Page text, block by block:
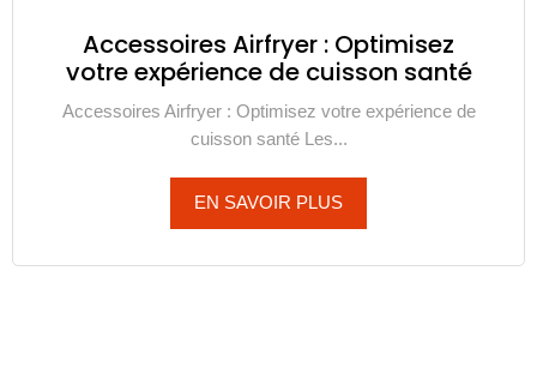
Accessoires Airfryer : Optimisez
votre expérience de cuisson santé
Accessoires Airfryer : Optimisez votre expérience de
cuisson santé Les...
EN SAVOIR PLUS